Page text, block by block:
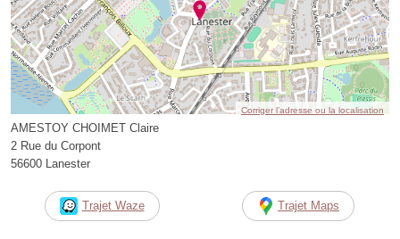
Corriger l’adresse ou la localisation
AMESTOY CHOIMET Claire
2 Rue du Corpont
56600 Lanester
Trajet Waze Trajet Maps